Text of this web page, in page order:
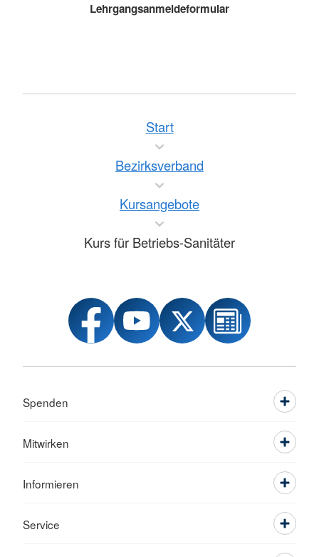
Lehrgangsanmeldeformular
Start
Bezirksverband
Kursangebote
Kurs für Betriebs-Sanitäter
Spenden
Mitwirken
Informieren
Service